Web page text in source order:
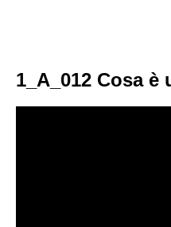
1_A_012 Cosa